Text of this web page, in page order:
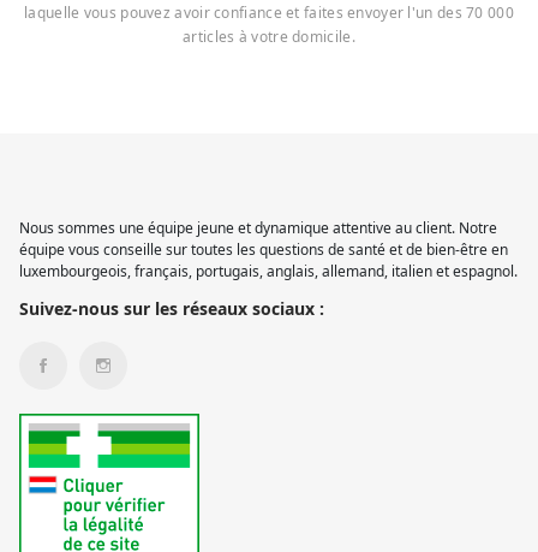
laquelle vous pouvez avoir confiance et faites envoyer l'un des 70 000
articles à votre domicile.
Nous sommes une équipe jeune et dynamique attentive au client. Notre
équipe vous conseille sur toutes les questions de santé et de bien-être en
luxembourgeois, français, portugais, anglais, allemand, italien et espagnol.
Suivez-nous sur les réseaux sociaux :